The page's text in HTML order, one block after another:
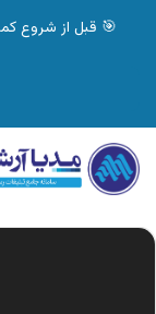
نمایشگر
ویدیو